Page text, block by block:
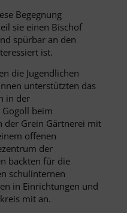
Begegnung
sie einen Bischof
spürbar an den
ist.
die Jugendlichen
unterstützten das
in der
beim
der Grein Gärtnerei mit
offenen
der
backten für die
schulinternen
in Einrichtungen und
mit an.